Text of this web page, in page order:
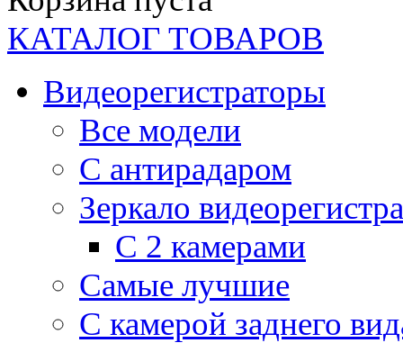
КАТАЛОГ ТОВАРОВ
Видеорегистраторы
Все модели
C антирадаром
Зеркало
С 2 камерами
Самые лучшие
С камерой заднего